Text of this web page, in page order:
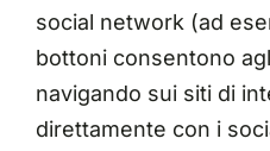
social network (ad
bottoni consentono
navigando sui siti di
direttamente con i